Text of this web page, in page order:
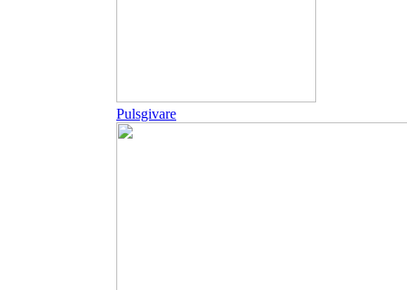
Pulsgivare